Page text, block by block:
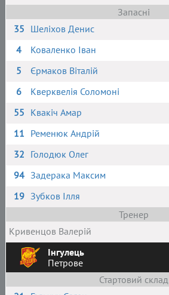
Запасні
35 Шеліхов Денис
4
Коваленко Іван
5
Єрмаков Віталій
6
Кверквелія Соломоні
55 Квакіч Амар
11 Ременюк Андрій
32 Голодюк Олег
94 Задерака Максим
19 Зубков Ілля
Тренер
Кривенцов Валерій
Інгулець
Петрове
Стартовий склад